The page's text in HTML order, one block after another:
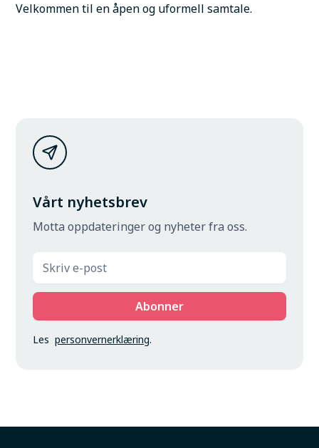
Velkommen til en åpen og uformell samtale.
Vårt nyhetsbrev
Motta oppdateringer og nyheter fra oss.
Lespersonvernerklæring.